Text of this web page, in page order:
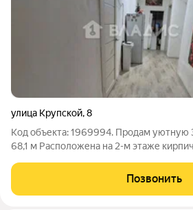
улица Крупской,8
Код объекта: 1969994. Продам уютную
68,1 м Расположена на 2-м этаже
Жилая площадь 54 м, кухня 6 м.
готовый к заселению.
Позвонить